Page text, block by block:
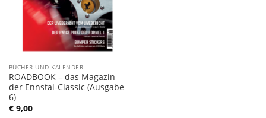
BÜCHER UND KALENDER
ROADBOOK – das Magazin
der Ennstal-Classic (Ausgabe
6)
€9,00